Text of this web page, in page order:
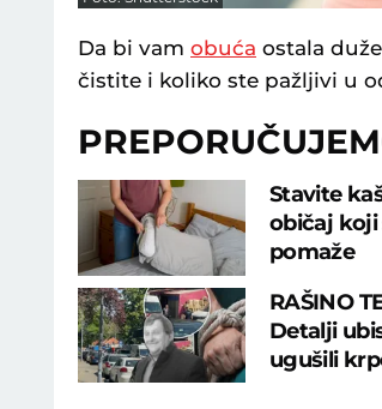
Da bi vam obuća ostala
čistite i koliko ste pažljivi u
Stavite
običaj koji
pomaže
RAŠINO
Detalji
ugušili